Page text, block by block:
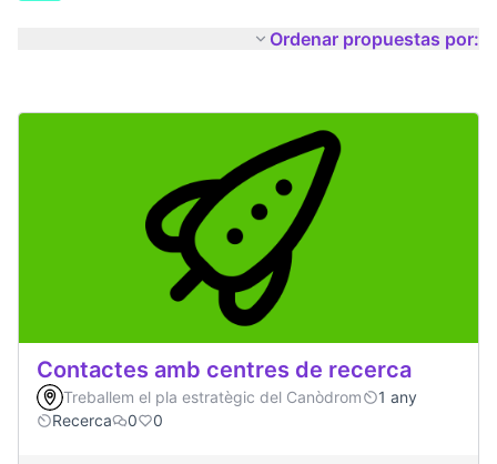
Ordenar propuestas por:
Contactes amb centres de recerca
Treballem el pla estratègic del Canòdrom
1 any
Recerca
0 0